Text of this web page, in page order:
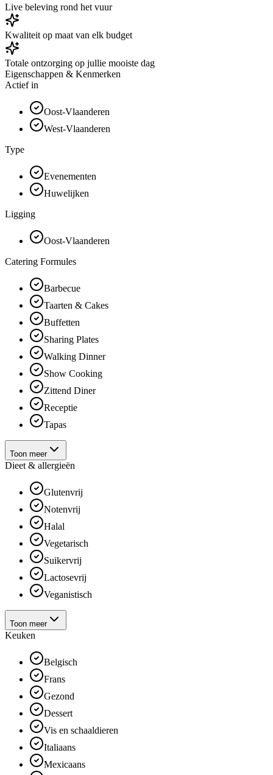
Live beleving rond het vuur
Kwaliteit op maat van elk budget
Totale ontzorging op jullie mooiste dag
Eigenschappen & Kenmerken
Actief in
Oost-Vlaanderen
West-Vlaanderen
Type
Evenementen
Huwelijken
Ligging
Oost-Vlaanderen
Catering Formules
Barbecue
Taarten & Cakes
Buffetten
Sharing Plates
Walking Dinner
Show Cooking
Zittend Diner
Receptie
Tapas
Toon meer
Dieet & allergieën
Glutenvrij
Notenvrij
Halal
Vegetarisch
Suikervrij
Lactosevrij
Veganistisch
Toon meer
Keuken
Belgisch
Frans
Gezond
Dessert
Vis en schaaldieren
Italiaans
Mexicaans